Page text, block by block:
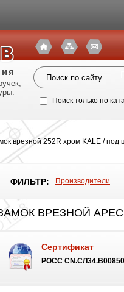
Поиск только по
врезной 252R хром KALE / под
ФИЛЬТР: Производители
ВРЕЗНОЙ
Сертификат
POCC